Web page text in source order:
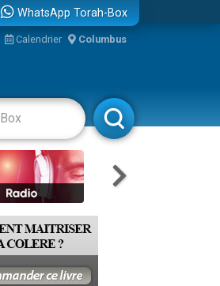
WhatsApp Torah-Box
Calendrier Columbus
Rabbanim